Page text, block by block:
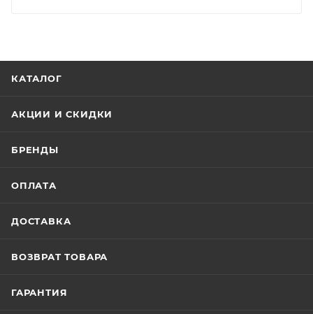
КАТАЛОГ
АКЦИИ И СКИДКИ
БРЕНДЫ
ОПЛАТА
ДОСТАВКА
ВОЗВРАТ ТОВАРА
ГАРАНТИЯ